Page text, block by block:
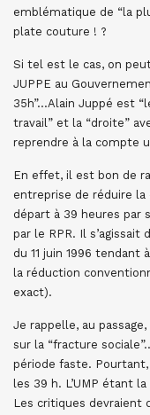
emblématique de “la
plate couture ! ?
Si tel est le cas, on
JUPPE au
35h”…Alain Juppé est
travail” et la “droite”
reprendre à la compte
En effet, il est bon de
entreprise de réduire
départ à 39 heures par
par le RPR. Il s’agissait
du 11 juin 1996 tendant
la réduction
exact).
Je rappelle, au
sur la “fracture
période faste.
les 39 h. L’UMP étant
Les critiques devraient